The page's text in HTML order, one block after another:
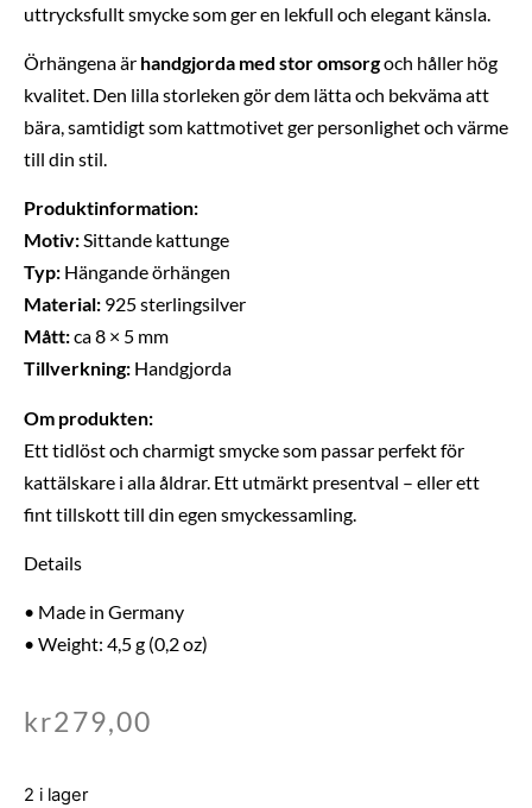
uttrycksfullt smycke som ger en lekfull och elegant känsla.
Örhängena är handgjorda med stor omsorgoch håller hög
kvalitet. Den lilla storleken gör dem lätta och bekväma att
bära, samtidigt som kattmotivet ger personlighet och värme
till din stil.
Produktinformation:
Motiv:Sittande kattunge
Typ: Hängande örhängen
Material: 925 sterlingsilver
Mått:ca 8 × 5 mm
Tillverkning: Handgjorda
Om produkten:
Ett tidlöst och charmigt smycke som passar perfekt för
kattälskare i alla åldrar. Ett utmärkt presentval – eller ett
fint tillskott till din egen smyckessamling.
Details
• Made in Germany
• Weight: 4,5 g (0,2 oz)
kr279,00
2 i lager